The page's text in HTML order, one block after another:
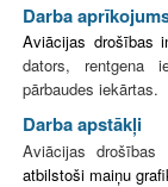
Darba
Aviācijas drošības
dators, rentgena
pārbaudes iekārtas.
Darba apstākļi
Aviācijas drošības
atbilstoši maiņu